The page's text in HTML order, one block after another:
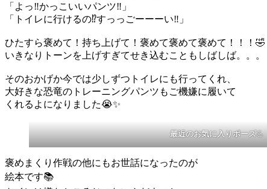
「よっ‼️かっこいいパンツ‼️」
「トイレに行けるの⁉️すっっごーーーい‼️」
ひたすら褒めて！持ち上げて！褒めて褒めて褒めて！！！🤣
いきなりトーンを上げすぎてせき込むこともしばしば。。。
そのおかげか今では少しずつトイレにも行ってくれ、
大好きな恐竜のトレーニングパンツもご機嫌に履いて
くれるよになりました😭✨
最近のお気に入りポーズ💪
褒めまくり作戦の他にもお世話になったのが
絵本です📚